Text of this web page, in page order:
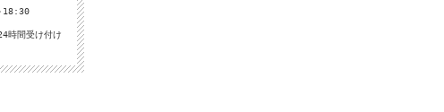
18:30
時間受け付け